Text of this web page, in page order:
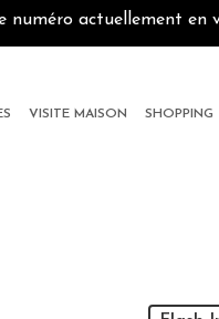
numéro actuellement en
VISITE MAISON SHOPPING